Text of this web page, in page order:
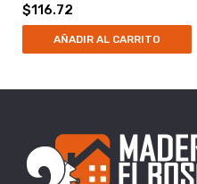
$116.72
AÑADIR AL CARRITO